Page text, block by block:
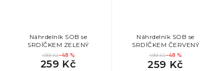
Náhrdelník SOB se
SRDÍČKEM ZELENÝ
499 Kč–48 %
259 Kč
Náhrdelník SOB se
SRDÍČKEM ČERVENÝ
499 Kč–48 %
259 Kč